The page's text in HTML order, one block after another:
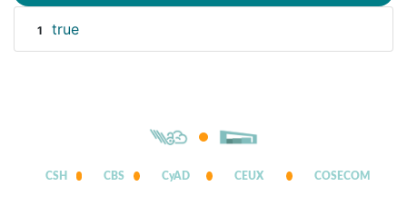
1 true
CSH CBS CyAD CEUX COSECOM